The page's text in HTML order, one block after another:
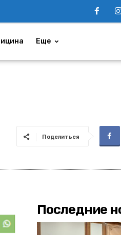
Еще
Поделиться
Последние